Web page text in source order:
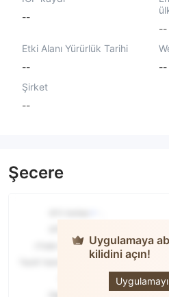
--
--
Etki Alanı Yürürlük Tarihi
--
--
Şirket
--
Şecere
Uygulamaya
kilidini açın!